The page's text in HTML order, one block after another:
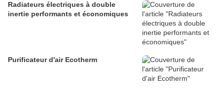
Radiateurs électriques à double
inertie performants et économiques
Purificateur d'air Ecotherm